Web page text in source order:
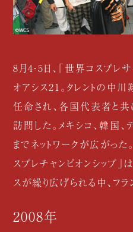
8月4・5日、「世界コスプレ
オアシス21。タレントの中
任命され、各国代表者と
訪問した。メキシコ、韓国
までネットワークが広がっ
スプレチャンピオンシップ」
スが繰り広げられる中、フ
2008年